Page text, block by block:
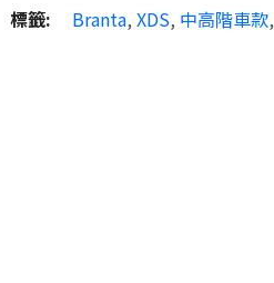
標籤: Branta, XDS, 中高階車款,